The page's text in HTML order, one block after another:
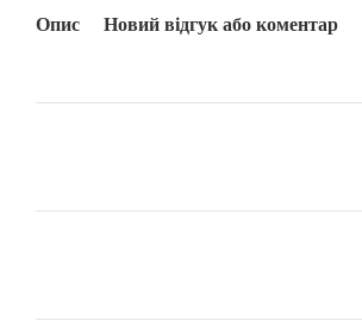
Опис Новий відгук або коментар